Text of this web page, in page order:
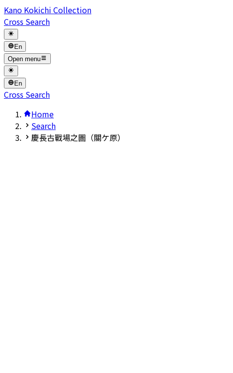
Kano Kokichi Collection
Cross Search
En
Open menu
En
Cross Search
Home
Search
慶長古戰場之圖（關ケ原）